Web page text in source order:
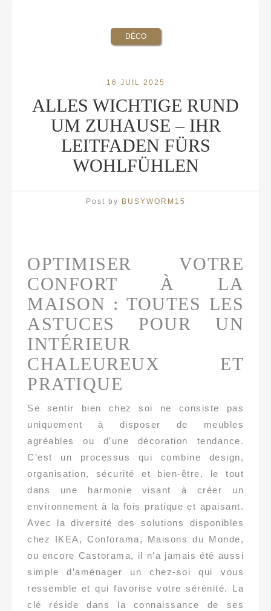
DÉCO
16 JUIL 2025
ALLES WICHTIGE RUND
UM ZUHAUSE – IHR
LEITFADEN FÜRS
WOHLFÜHLEN
Post by BUSYWORM15
OPTIMISER VOTRE
CONFORT À LA
MAISON : TOUTES LES
ASTUCES POUR UN
INTÉRIEUR
CHALEUREUX ET
PRATIQUE
Se sentir bien chez soi ne consiste pas
uniquement à disposer de meubles
agréables ou d’une décoration tendance.
C’est un processus qui combine design,
organisation, sécurité et bien-être, le tout
dans une harmonie visant à créer un
environnement à la fois pratique et apaisant.
Avec la diversité des solutions disponibles
chez IKEA, Conforama, Maisons du Monde,
ou encore Castorama, il n’a jamais été aussi
simple d’aménager un chez-soi qui vous
ressemble et qui favorise votre sérénité. La
clé réside dans la connaissance de ses